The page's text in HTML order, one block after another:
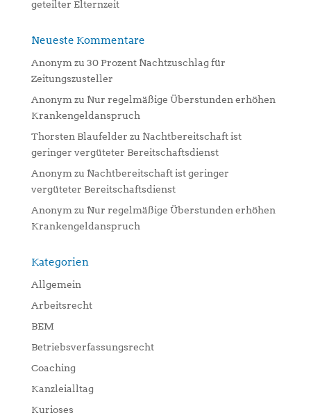
geteilter Elternzeit
Neueste Kommentare
Anonymzu 30 Prozent Nachtzuschlag für
Zeitungszusteller
Anonymzu Nur regelmäßige Überstunden erhöhen
Krankengeldanspruch
Thorsten Blaufelder zu Nachtbereitschaft ist
geringer vergüteter Bereitschaftsdienst
Anonymzu Nachtbereitschaft ist geringer
vergüteter Bereitschaftsdienst
Anonymzu Nur regelmäßige Überstunden erhöhen
Krankengeldanspruch
Kategorien
Allgemein
Arbeitsrecht
BEM
Betriebsverfassungsrecht
Coaching
Kanzleialltag
Kurioses